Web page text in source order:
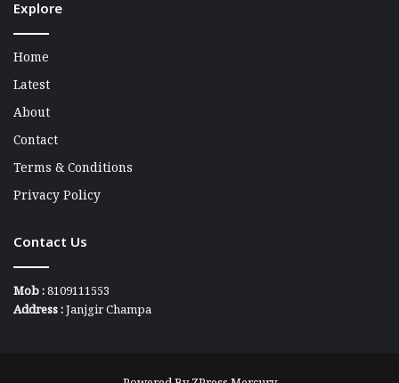
Explore
Home
Latest
About
Contact
Terms & Conditions
Privacy Policy
Contact Us
Mob :8109111553
Address :Janjgir Champa